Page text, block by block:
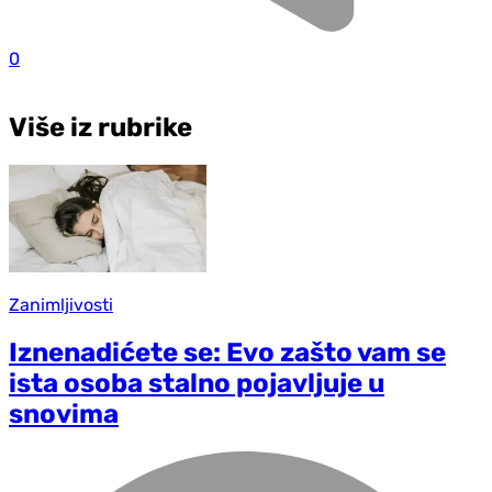
0
Više iz rubrike
Zanimljivosti
Iznenadićete se: Evo zašto vam se
ista osoba stalno pojavljuje u
snovima